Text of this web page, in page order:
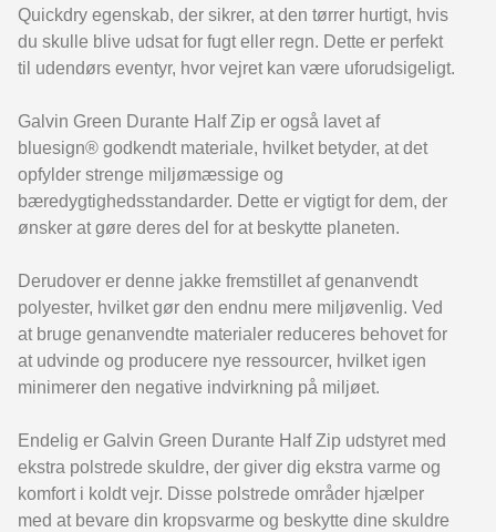
Quickdry egenskab, der sikrer, at den tørrer hurtigt, hvis
du skulle blive udsat for fugt eller regn. Dette er perfekt
til udendørs eventyr, hvor vejret kan være uforudsigeligt.
Galvin Green Durante Half Zip er også lavet af
bluesign® godkendt materiale, hvilket betyder, at det
opfylder strenge miljømæssige og
bæredygtighedsstandarder. Dette er vigtigt for dem, der
ønsker at gøre deres del for at beskytte planeten.
Derudover er denne jakke fremstillet af genanvendt
polyester, hvilket gør den endnu mere miljøvenlig. Ved
at bruge genanvendte materialer reduceres behovet for
at udvinde og producere nye ressourcer, hvilket igen
minimerer den negative indvirkning på miljøet.
Endelig er Galvin Green Durante Half Zip udstyret med
ekstra polstrede skuldre, der giver dig ekstra varme og
komfort i koldt vejr. Disse polstrede områder hjælper
med at bevare din kropsvarme og beskytte dine skuldre